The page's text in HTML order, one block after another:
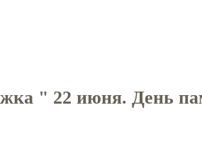
" 22 июня. День